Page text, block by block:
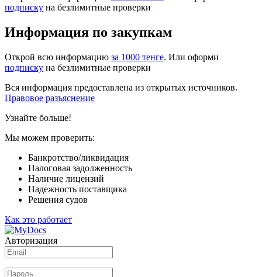
подписку на безлимитные проверки
Информация по закупкам
Открой всю информацию за 1000 тенге. Или оформи
подписку на безлимитные проверки
Вся информация предоставлена из открытых источников.
Правовое разъяснение
Узнайте больше!
Мы можем проверить:
Банкротство/ликвидация
Налоговая задолженность
Наличие лицензий
Надежность поставщика
Решения судов
Как это работает
Авторизация